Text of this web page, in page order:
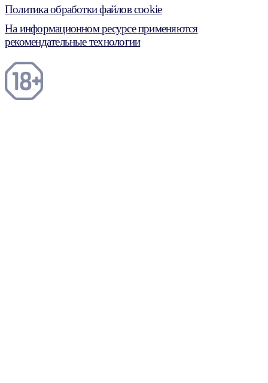
Политика обработки файлов cookie
На информационном ресурсе применяются
рекомендательные технологии